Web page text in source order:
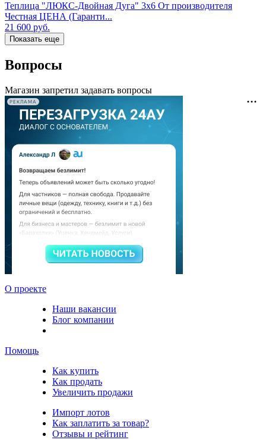
Теплица "ЛЮКС-Двойная Дуга" 3х6 От производителя
Честная ЦЕНА (Гаранти...
21 600 руб.
Показать еще
Вопросы
Магазин запретил задавать вопросы
РЕКЛАМА
О проекте
Наши вакансии
Блог компании
Помощь
Как купить
Как продать
Увеличить продажи
Импорт лотов
Как заплатить за товар?
Отзывы и рейтинг